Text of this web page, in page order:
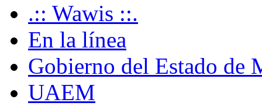
.:: Wawis ::.
En la línea
Gobierno del Estado de
UAEM